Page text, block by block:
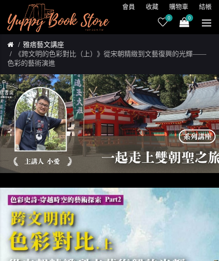
會員 收藏 購物車 結帳
0 0
雅痞藝文講座
《跨文明的色彩對比（上）》從宋朝精緻到文藝復興的光輝——
色彩的藝術演進